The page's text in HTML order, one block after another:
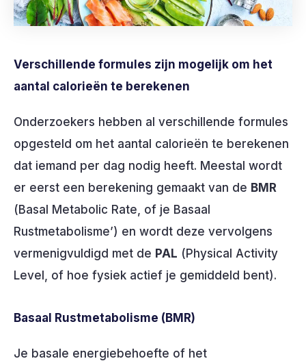
Verschillende formules zijn mogelijk om het
aantal calorieën te berekenen
Onderzoekers hebben al verschillende formules
opgesteld om het aantal calorieën te berekenen
dat iemand per dag nodig heeft. Meestal wordt
er eerst een berekening gemaakt van de BMR
(Basal Metabolic Rate, of je Basaal
Rustmetabolisme’) en wordt deze vervolgens
vermenigvuldigd met de PAL (Physical Activity
Level, of hoe fysiek actief je gemiddeld bent).
Basaal Rustmetabolisme (BMR)
Je basale energiebehoefte of het